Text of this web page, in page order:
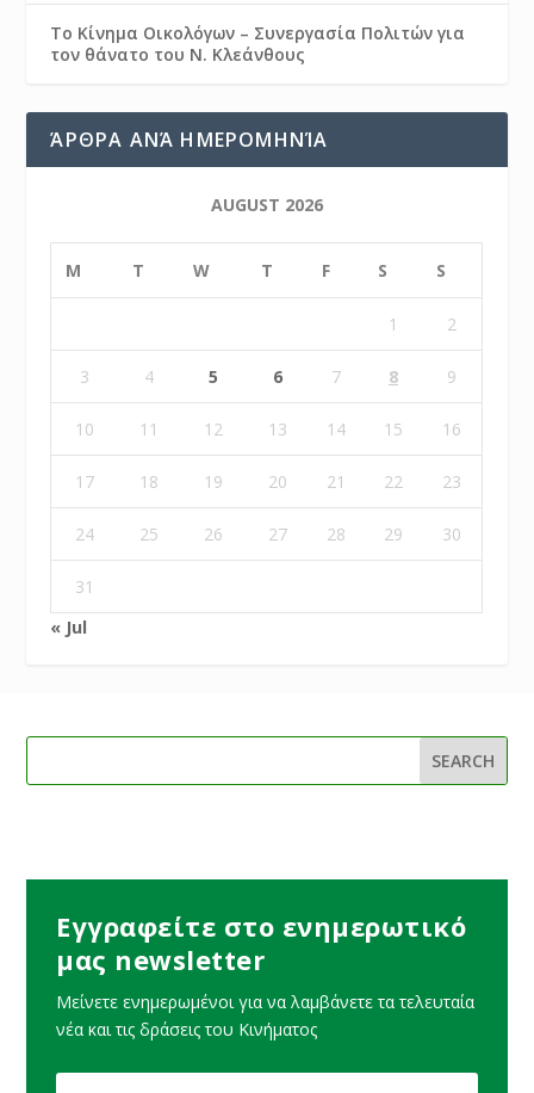
Το Κίνημα Οικολόγων – Συνεργασία Πολιτών για
τον θάνατο του Ν. Κλεάνθους
ΆΡΘΡΑ ΑΝΆ ΗΜΕΡΟΜΗΝΊΑ
AUGUST 2026
M T W T F S S
1 2
3 4 5 6 7 8 9
10 11 12 13 14 15 16
17 18 19 20 21 22 23
24 25 26 27 28 29 30
31
« Jul
Εγγραφείτε στο ενημερωτικό
μας newsletter
Μείνετε ενημερωμένοι για να λαμβάνετε τα τελευταία
νέα και τις δράσεις του Κινήματος